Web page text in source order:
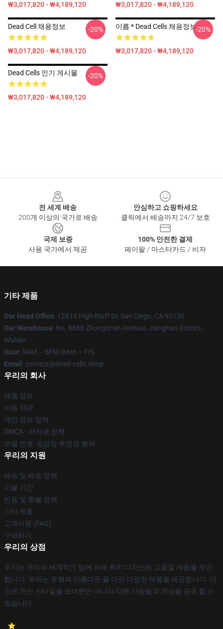
₩3,017,820 - ₩4,189,120 ₩3,017,820 - ₩4,189,120
Dead Cell 채용정보
₩3,017,820 - ₩4,189,120
-20% 이름 * Dead Cells 채용정보
₩3,017,820 - ₩4,189,120
-20%
Dead Cells 인기 게시물
₩3,017,820 - ₩4,189,120
-20%
전 세계 배송
200개 이상의 국가로 배송
안심하고 쇼핑하세요
클릭에서 배송까지 24/7 보호
국제 보증
사용 국가에서 제공
100% 안전한 결제
페이팔 / 마스터카드 / 비자
기타 제품
Our Head Office: 12810 High Bluff Dr, San Diego, CA 92130
Our Warehouse: No. 8888 Zhongshan Avenue, Jianghan District,
Wuhan
Hour: 9AM – 5PM (Mon – Fri)
Email : contact@dead-cells.shop
우리의 회사
제품 정보
이용 약관
개인 정보 정책
DMCA - 저작권 정책
모델 번호: 공급망 투명성 행위
우리의 지원
배송 및 배송 정책
지불 기간
반품 및 환불 정책
기타 제품
고객지원 (FAQ)
구매하기
우리의 상점
우리는 우리의 세계적인 팀에 의해 특히 디자인된 고품질 제품을 제안
합니다. 우리는 유행과 아름다운 둘 다인 다양한 제품을 제공합니다. 이
것은 개인 스타일을 보여뿐만 아니라 다른 사람들과 개성을 공유 할 수
있습니다.